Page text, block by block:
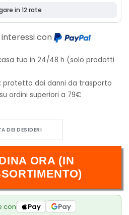
con
tua in 24/48 h (solo prodotti
protetto dai danni da trasporto
su ordini superiori a 79€
ORA (IN
con Pay Pay